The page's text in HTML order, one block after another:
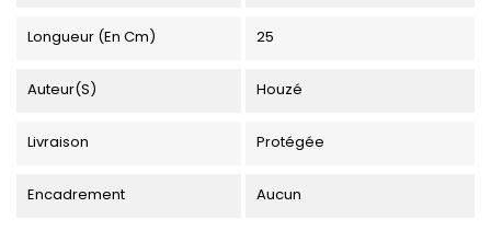
Longueur (en Cm) 25
Auteur(s) Houzé
Livraison Protégée
Encadrement Aucun